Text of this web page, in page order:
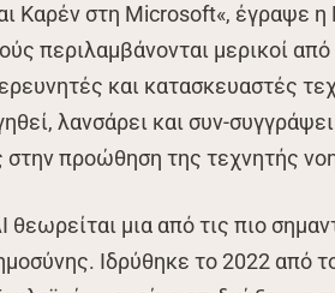
Καρέν στη Microsoft«, έγραψε η
περιλαμβάνονται μερικοί
και κατασκευαστές
λανσάρει και συν-
στην προώθηση της τεχνητής
μια από τις πιο
Ιδρύθηκε το 2022 από